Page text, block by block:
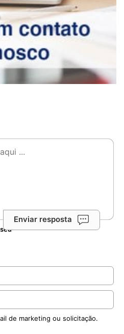
Enviar resposta
de marketing ou solicitação.